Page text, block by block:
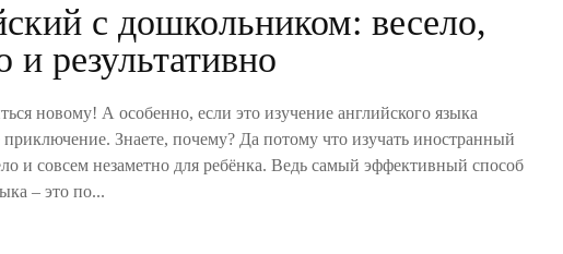
с дошкольником: весело,
и результативно
новому! А особенно, если это изучение английского языка
приключение. Знаете, почему? Да потому что изучать иностранный
и совсем незаметно для ребёнка. Ведь самый эффективный способ
– это по...